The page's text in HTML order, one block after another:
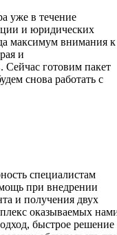
уже в течение
и юридических
максимум внимания к
и
Сейчас готовим пакет
снова работать с
специалистам
при внедрении
и получения двух
оказываемых
быстрое решение